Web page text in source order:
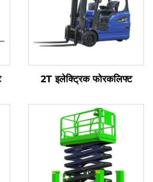
2T इलेक्ट्रिक फोरकलिफ्ट